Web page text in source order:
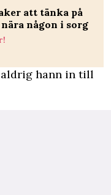
att tänka på
någon i sorg
aldrig hann in till